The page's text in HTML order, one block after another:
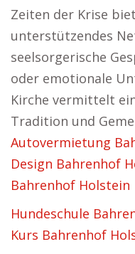
Zeiten der Krise
unterstützendes
seelsorgerische
oder emotionale
Kirche vermittelt
Tradition und
Autovermietung
Design Bahrenhof
Bahrenhof Holstein
Hundeschule
Kurs Bahrenhof